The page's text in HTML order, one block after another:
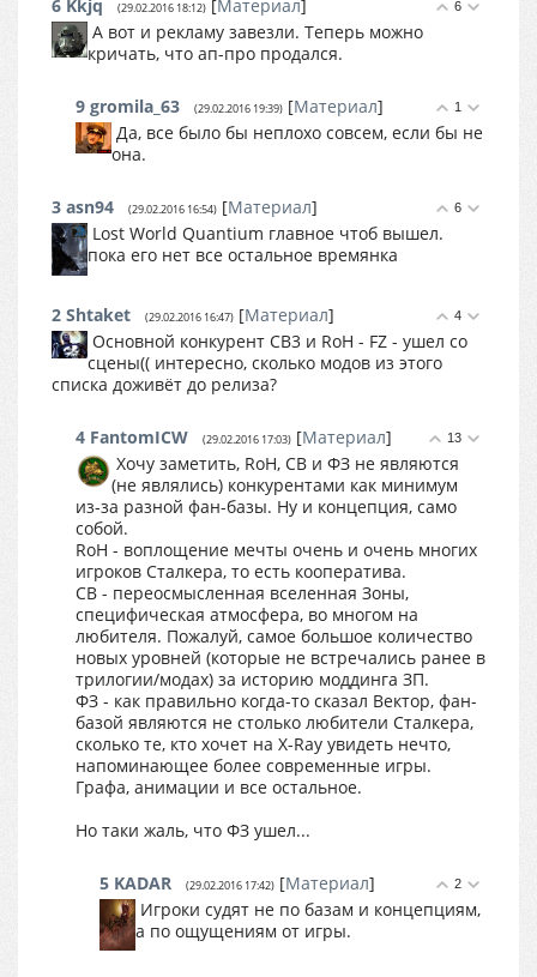
6
6 Kkjq (29.02.2016 18:12) [Материал]
А вот и рекламу завезли. Теперь можно
кричать, что ап-про продался.
1
9 gromila_63 (29.02.2016 19:39) [Материал]
Да, все было бы неплохо совсем, если бы не
она.
6
3 asn94 (29.02.2016 16:54) [Материал]
Lost World Quantium главное чтоб вышел.
пока его нет все остальное времянка
4
2 Shtaket (29.02.2016 16:47) [Материал]
Основной конкурент СВ3 и RoH - FZ - ушел со
сцены(( интересно, сколько модов из этого
списка доживёт до релиза?
13
4 FantomICW (29.02.2016 17:03) [Материал]
Хочу заметить, RoH, СВ и ФЗ не являются
(не являлись) конкурентами как минимум
из-за разной фан-базы. Ну и концепция, само
собой.
RoH - воплощение мечты очень и очень многих
игроков Сталкера, то есть кооператива.
СВ - переосмысленная вселенная Зоны,
специфическая атмосфера, во многом на
любителя. Пожалуй, самое большое количество
новых уровней (которые не встречались ранее в
трилогии/модах) за историю моддинга ЗП.
ФЗ - как правильно когда-то сказал Вектор, фан-
базой являются не столько любители Сталкера,
сколько те, кто хочет на X-Ray увидеть нечто,
напоминающее более современные игры.
Графа, анимации и все остальное.
Но таки жаль, что ФЗ ушел...
2
5 KADAR (29.02.2016 17:42) [Материал]
Игроки судят не по базам и концепциям,
а по ощущениям от игры.